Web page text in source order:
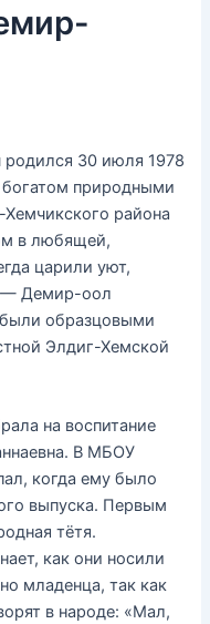
30 июля 1978
природными
района
в любящей,
царили уют,
— Демир-оол
образцовыми
Элдиг-Хемской
на воспитание
В МБОУ
когда ему было
выпуска. Первым
тётя.
как они носили
младенца, так как
в народе: «Мал,